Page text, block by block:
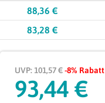
88,36 €
83,28 €
UVP: 101,57 €-8% Rabatt
93,44 €